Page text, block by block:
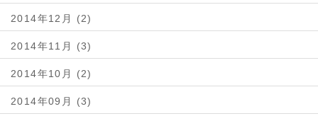
2014年12月 (2)
2014年11月 (3)
2014年10月 (2)
2014年09月 (3)